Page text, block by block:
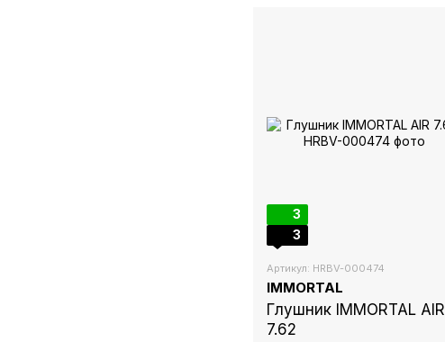
3
3
Артикул: HRBV-000474
IMMORTAL
Глушник IMMORTAL AIR
7.62